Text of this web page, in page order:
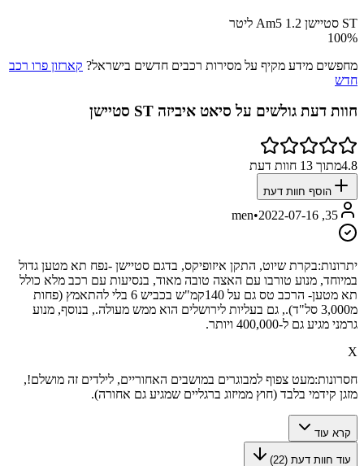
ST סטיישן Am5 1.2 ליטר
100%
מחפשים מידע מקיף על מסירות רכבים חדשים בישראל? קארזון פרו רכב
חדש
חוות דעת גולשים על סיאט איביזה ST סטיישן
4.8מתוך 13 חוות דעת
הוסף חוות דעת
35, men
•2022-07-16
יתרונות:בקרת שיוט, התקן איזופיקס, בדגם סטיישן -נפח תא מטען גדול
במיוחד, מנוע טורבו עם האצה טובה מאוד, בנסיעות עם רכב מלא כולל
תא מטען- הרכב טס גם על 140קמ"ש בכביש 6 בלי להתאמץ (פחות
מ3,000 סל"ד)., גם בעליות לירושלים הוא ממש מעולה., בנוסף, מנוע
גרמני מגיע גם ל-400,000 ויותר.
X
חסרונות:מעט צפוף למבוגרים במושבים האחוריים, לילדים זה מושלם!,
מזגן קידמי בלבד (חוץ ממיזוג ברגליים שמגיע גם אחורה).
קרא עוד
עוד חוות דעת (22
)